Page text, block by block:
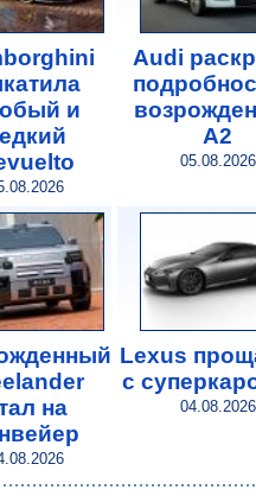
и
Audi
A2
05.08.2026
на
Lexus
с
04.08.2026